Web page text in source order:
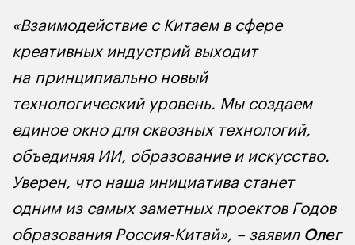
«Взаимодействие с Китаем в сфере
креативных индустрий выходит
на принципиально новый
технологический уровень. Мы создаем
единое окно для сквозных технологий,
объединяя ИИ, образование и искусство.
Уверен, что наша инициатива станет
одним из самых заметных проектов Годов
образования Россия-Китай», – заявил Олег